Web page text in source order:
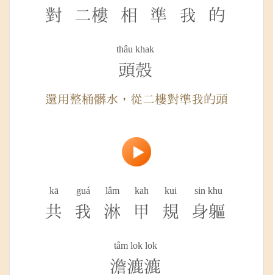
對 二樓 相 準 我 的
thâu khak
頭殼
還用整桶髒水，從二樓對準我的頭
kā
共
guá
我
lâm
淋
kah
甲
kui
規
sin khu
身軀
tâm lok lok
澹漉漉